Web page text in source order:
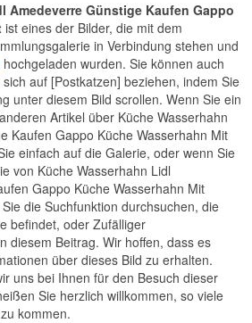
Amedeverre Günstige Kaufen Gappo
ist eines der Bilder, die mit dem
in Verbindung stehen und
hochgeladen wurden. Sie können auch
auf [Postkatzen] beziehen, indem Sie
unter diesem Bild scrollen. Wenn Sie ein
Artikel über Küche Wasserhahn
Kaufen Gappo Küche Wasserhahn Mit
einfach auf die Galerie, oder wenn Sie
von Küche Wasserhahn Lidl
Gappo Küche Wasserhahn Mit
die Suchfunktion durchsuchen, die
befindet, oder Zufälliger
diesem Beitrag. Wir hoffen, dass es
über dieses Bild zu erhalten.
uns bei Ihnen für den Besuch dieser
Sie herzlich willkommen, so viele
kommen.